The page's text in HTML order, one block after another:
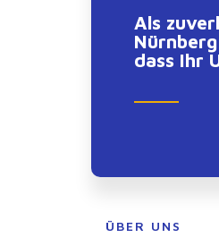
Als
dass Ihr
ÜBER UNS